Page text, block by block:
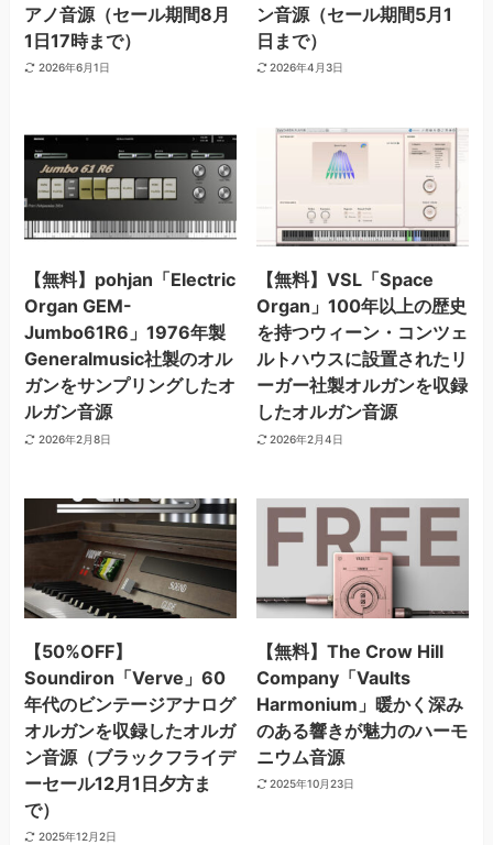
アノ音源（セール期間8月
1日17時まで）
2026年6月1日
ン音源（セール期間5月1
日まで）
2026年4月3日
【無料】pohjan「Electric
Organ GEM-
Jumbo61R6」1976年製
Generalmusic社製のオル
ガンをサンプリングしたオ
ルガン音源
2026年2月8日
【無料】VSL「Space
Organ」100年以上の歴史
を持つウィーン・コンツェ
ルトハウスに設置されたリ
ーガー社製オルガンを収録
したオルガン音源
2026年2月4日
【50%OFF】
Soundiron「Verve」60
年代のビンテージアナログ
オルガンを収録したオルガ
ン音源（ブラックフライデ
ーセール12月1日夕方ま
で）
2025年12月2日
【無料】The Crow Hill
Company「Vaults
Harmonium」暖かく深み
のある響きが魅力のハーモ
ニウム音源
2025年10月23日